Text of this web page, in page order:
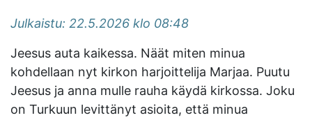
Julkaistu: 22.5.2026 klo 08:48
Jeesus auta kaikessa. Näät miten minua
kohdellaan nyt kirkon harjoittelija Marjaa. Puutu
Jeesus ja anna mulle rauha käydä kirkossa. Joku
on Turkuun levittänyt asioita, että minua